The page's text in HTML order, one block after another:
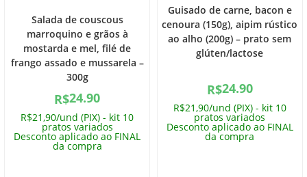
Salada de couscous
marroquino e grãos à
mostarda e mel, filé de
frango assado e mussarela –
300g
R$24.90
R$21,90/und (PIX) - kit 10
pratos variados
Desconto aplicado ao FINAL
da compra
Guisado de carne, bacon e
cenoura (150g), aipim rústico
ao alho (200g) – prato sem
glúten/lactose
R$24.90
R$21,90/und (PIX) - kit 10
pratos variados
Desconto aplicado ao FINAL
da compra